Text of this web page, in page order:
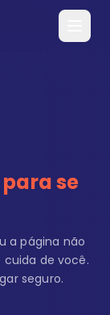
se
a página não
cuida de você.
seguro.